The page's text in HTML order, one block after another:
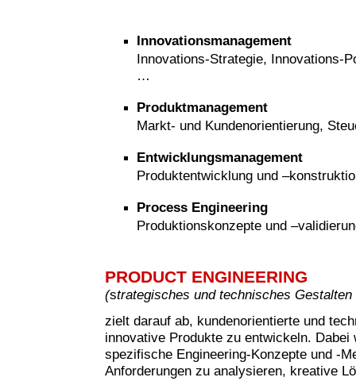
Innovationsmanagement
Innovations-Strategie, Innovations-
Produktmanagement
Markt- und Kundenorientierung,
Entwicklungsmanagement
Produktentwicklung und
Process Engineering
Produktionskonzepte und
PRODUCT ENGINEERING
(strategisches und technisches
zielt darauf ab, kundenorientierte und
innovative Produkte zu entwickeln.
spezifische Engineering-Konzepte und -
Anforderungen zu analysieren, kreative